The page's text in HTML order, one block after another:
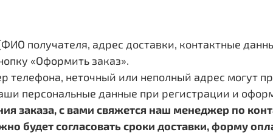
получателя, адрес доставки, контактные
«Оформить заказ».
телефона, неточный или неполный адрес могут
персональные данные при регистрации и
заказа, с вами свяжется наш менеджер по
будет согласовать сроки доставки, форму